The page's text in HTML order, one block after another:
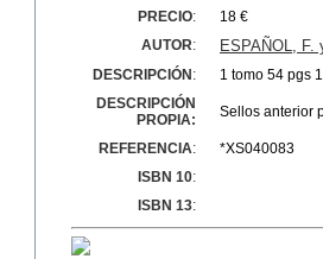
PRECIO:
18 €
AUTOR: ESPAÑOL, F.
DESCRIPCIÓN :
1 tomo 54 pgs
DESCRIPCIÓN
PROPIA:
Sellos anterior
REFERENCIA:
*XS040083
ISBN 10:
ISBN 13: